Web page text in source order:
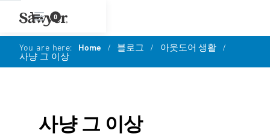
0
You are here: Home / 블로그 / 아웃도어 생활 /
사냥 그 이상
사냥 그 이상